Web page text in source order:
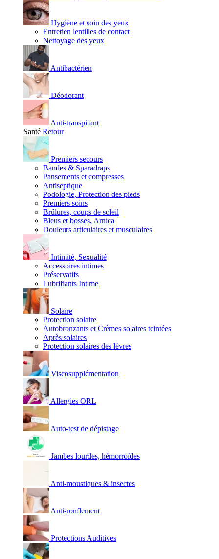
Hygiène et soin des yeux
Entretien lentilles de contact
Nettoyage des yeux
Antibactérien
Déodorant
Anti-transpirant
Santé Retour
Premiers secours
Bandes & Sparadraps
Pansements et compresses
Antiseptique
Podologie, Protection des pieds
Premiers soins
Brûlures, coups de soleil
Bleus et bosses, Arnica
Douleurs articulaires et musculaires
Intimité, Sexualité
Accessoires intimes
Préservatifs
Lubrifiants Intime
Solaire
Protection solaire
Autobronzants et Crèmes solaires teintées
Après solaires
Protection solaires des lèvres
Viscosupplémentation
Allergies ORL
Auto-test de dépistage
Jambes lourdes, hémorroïdes
Anti-moustiques & insectes
Anti-ronflement
Protections Auditives